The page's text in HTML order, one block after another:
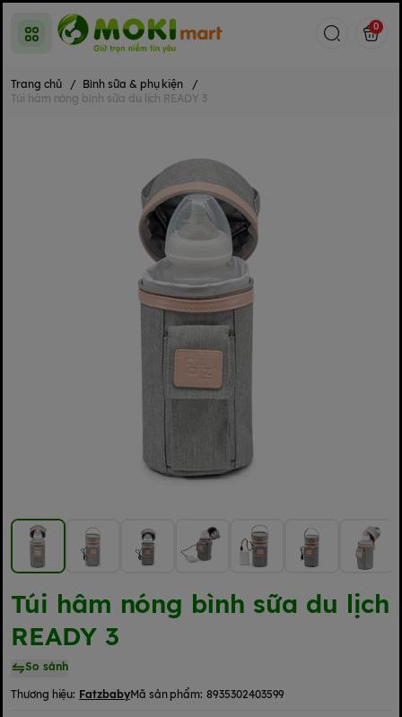
0
Trang chủ / Bình sữa & phụ kiện
/
Túi hâm nóng bình sữa du lịch READY 3
Túi hâm nóng bình sữa du lịch
READY 3
So sánh
Thương hiệu: FatzbabyMã sản phẩm: 8935302403599